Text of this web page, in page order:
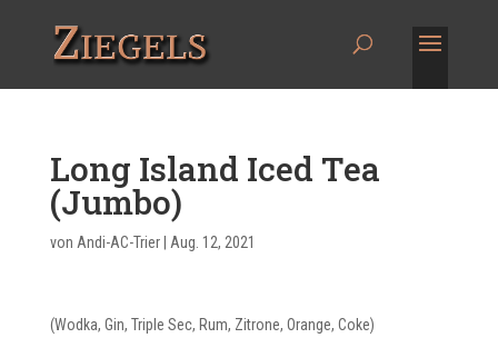
Long Island Iced Tea
(Jumbo)
von Andi-AC-Trier| Aug. 12, 2021
(Wodka, Gin, Triple Sec, Rum, Zitrone, Orange, Coke)